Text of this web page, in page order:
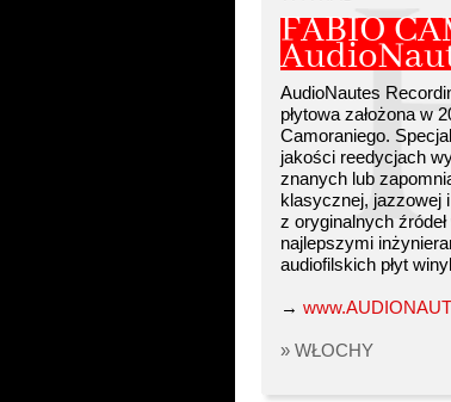
FABIO
AudioNautes
płytowa założona w
Camoraniego.
jakości reedycjach
znanych lub
klasycznej, jazzowej
z oryginalnych
najlepszymi
audiofilskich płyt
→
» WŁOCHY